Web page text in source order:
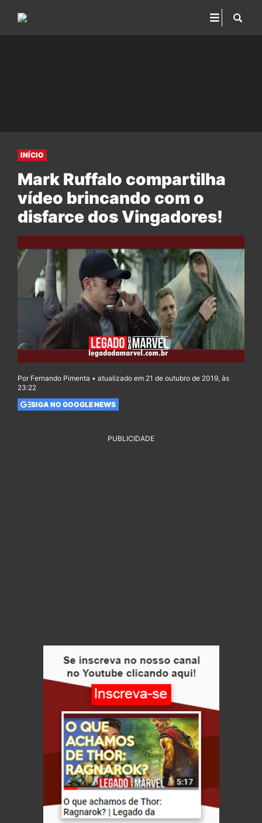
INÍCIO
Mark Ruffalo compartilha
vídeo brincando com o
disfarce dos Vingadores!
Por Fernando Pimenta • atualizado em 21 de outubro de 2019, às
23:22
SIGA NO GOOGLE NEWS
PUBLICIDADE